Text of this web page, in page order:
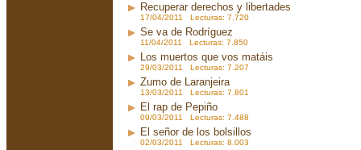
Recuperar derechos y libertades
17/04/2011 Lecturas: 7.720
Se va de Rodríguez
11/04/2011 Lecturas: 7.850
Los muertos que vos matáis
29/03/2011 Lecturas: 7.207
Zumo de Laranjeira
13/03/2011 Lecturas: 7.801
El rap de Pepiño
09/03/2011 Lecturas: 7.488
El señor de los bolsillos
02/03/2011 Lecturas: 8.003